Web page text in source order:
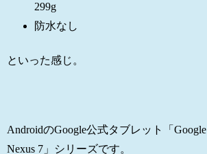
299g
防水なし
といった感じ。
AndroidのGoogle公式タブレット「Google
Nexus 7」シリーズです。